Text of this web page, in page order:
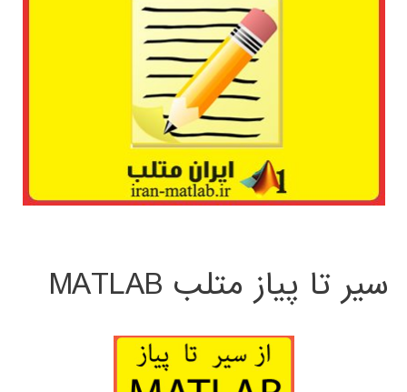
سیر تا پیاز متلب MATLAB